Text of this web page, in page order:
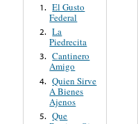
1. El Gusto
Federal
2. La
Piedrecita
3. Cantinero
Amigo
4. Quien Sirve
A Bienes
Ajenos
5. Que